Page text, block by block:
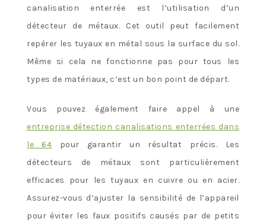
canalisation enterrée est l’utilisation d’un
détecteur de métaux. Cet outil peut facilement
repérer les tuyaux en métal sous la surface du sol.
Même si cela ne fonctionne pas pour tous les
types de matériaux, c’est un bon point de départ.
Vous pouvez également faire appel à une
entreprise détection canalisations enterrées dans
le 64 pour garantir un résultat précis. Les
détecteurs de métaux sont particulièrement
efficaces pour les tuyaux en cuivre ou en acier.
Assurez-vous d’ajuster la sensibilité de l’appareil
pour éviter les faux positifs causés par de petits